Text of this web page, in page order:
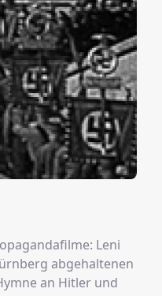
Leni
abgehaltenen
an Hitler und